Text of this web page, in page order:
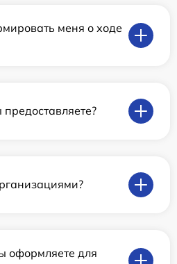
меня о ходе
оформляете для